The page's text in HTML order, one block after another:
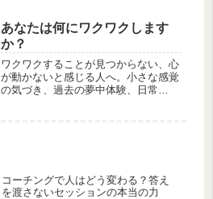
を読まずにお過ごしください。（笑）
あなたはどんな時に幸せを感じる？そ
もそ...
あなたは何にワクワクします
か？
ワクワクすることが見つからない、心
が動かないと感じる人へ。小さな感覚
の気づき、過去の夢中体験、日常
コーチングで人はどう変わる？答え
を渡さないセッションの本当の力